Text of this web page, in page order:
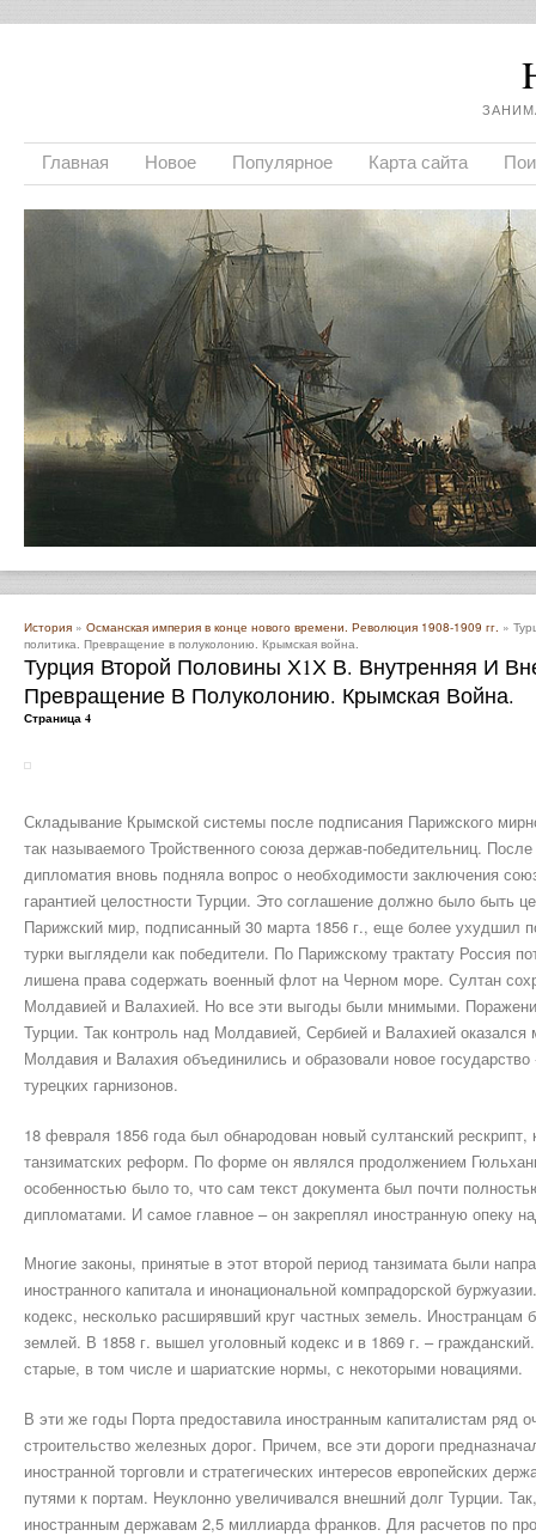
Главная Новое Популярное Карта сайта
История » Османская империя в конце нового времени. Революция 1908-1909 гг. »
политика. Превращение в полуколонию. Крымская война.
Турция Второй Половины Х1Х В. Внутренняя И
Превращение В Полуколонию. Крымская Война.
Страница 4
Складывание Крымской системы после подписания Парижского
так называемого Тройственного союза держав-победительниц.
дипломатия вновь подняла вопрос о необходимости заключения
гарантией целостности Турции. Это соглашение должно было быть
Парижский мир, подписанный 30 марта 1856 г., еще более ухудшил
турки выглядели как победители. По Парижскому трактату Россия
лишена права содержать военный флот на Черном море. Султан
Молдавией и Валахией. Но все эти выгоды были мнимыми.
Турции. Так контроль над Молдавией, Сербией и Валахией
Молдавия и Валахия объединились и образовали новое
турецких гарнизонов.
18 февраля 1856 года был обнародован новый султанский
танзиматских реформ. По форме он являлся продолжением
особенностью было то, что сам текст документа был почти
дипломатами. И самое главное – он закреплял иностранную опеку
Многие законы, принятые в этот второй период танзимата были
иностранного капитала и инонациональной компрадорской
кодекс, несколько расширявший круг частных земель. Иностранцам
землей. В 1858 г. вышел уголовный кодекс и в 1869 г. –
старые, в том числе и шариатские нормы, с некоторыми новациями.
В эти же годы Порта предоставила иностранным капиталистам ряд
строительство железных дорог. Причем, все эти дороги
иностранной торговли и стратегических интересов европейских
путями к портам. Неуклонно увеличивался внешний долг Турции.
иностранным державам 2,5 миллиарда франков. Для расчетов по